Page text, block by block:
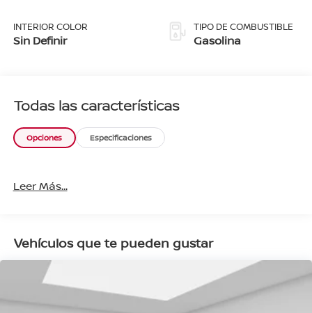
INTERIOR COLOR
Sin Definir
TIPO DE COMBUSTIBLE
Gasolina
Todas las características
Opciones Especificaciones
Leer Más...
Vehículos que te pueden gustar